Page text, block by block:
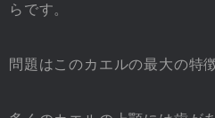
らです。
問題はこのカエルの最大の特